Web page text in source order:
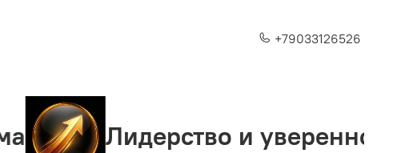
+79033126526
Лидерство и уверенность